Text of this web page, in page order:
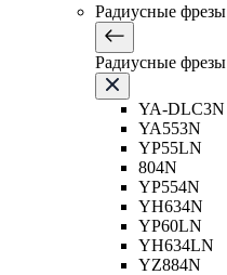
Радиусные фрезы
Радиусные фрезы
YA-DLC3N
YA553N
YP55LN
804N
YP554N
YH634N
YP60LN
YH634LN
YZ884N